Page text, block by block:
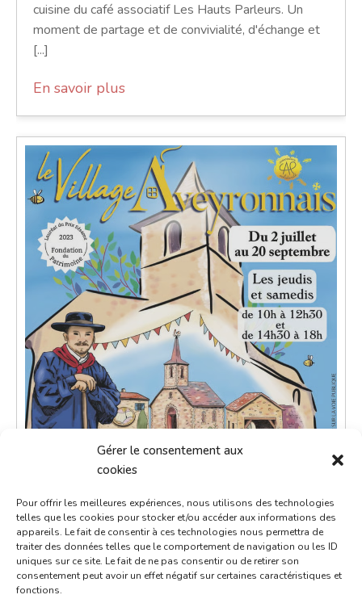
Gérer le consentement aux
cookies
Pour offrir les meilleures expériences, nous utilisons des technologies
telles que les cookies pour stocker et/ou accéder aux informations des
appareils. Le fait de consentir à ces technologies nous permettra de
traiter des données telles que le comportement de navigation ou les ID
uniques sur ce site. Le fait de ne pas consentir ou de retirer son
consentement peut avoir un effet négatif sur certaines caractéristiques et
fonctions.
cuisine du café associatif Les Hauts Parleurs. Un
moment de partage et de convivialité, d'échange et
[...]
En savoir plus